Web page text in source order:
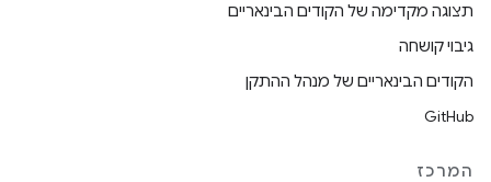
תצוגה מקדימה של הקודים הבינאריים
גיבוי קושחה
הקודים הבינאריים של מנהל ההתקן
GitHub
המרכז